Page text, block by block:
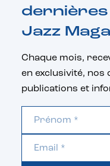
dernières
Jazz
Chaque mois,
en exclusivité,
publications et